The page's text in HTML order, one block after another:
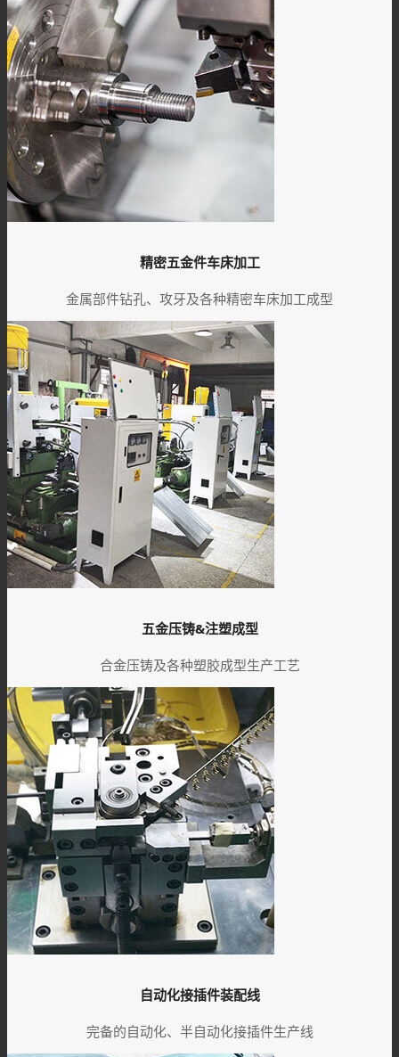
精密五金件车床加工
金属部件钻孔、攻牙及各种精密车床加工成型
五金压铸&注塑成型
合金压铸及各种塑胶成型生产工艺
自动化接插件装配线
完备的自动化、半自动化接插件生产线